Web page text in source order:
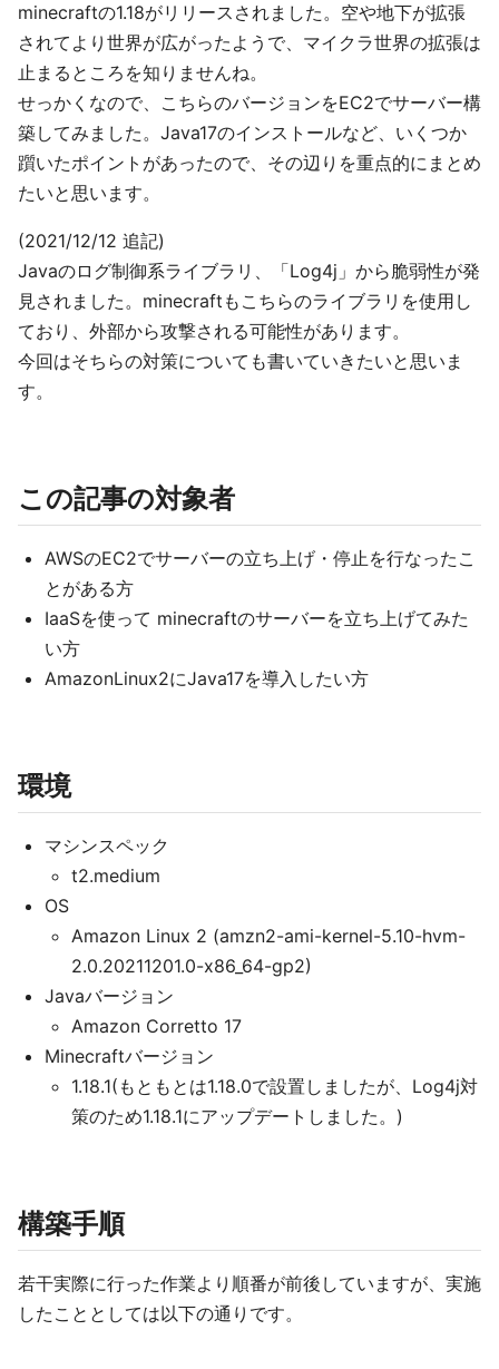
minecraftの1.18がリリースされました。空や地下が拡張
されてより世界が広がったようで、マイクラ世界の拡張は
止まるところを知りませんね。
せっかくなので、こちらのバージョンをEC2でサーバー構
築してみました。Java17のインストールなど、いくつか
躓いたポイントがあったので、その辺りを重点的にまとめ
たいと思います。
(2021/12/12 追記)
Javaのログ制御系ライブラリ、「Log4j」から脆弱性が発
見されました。minecraftもこちらのライブラリを使用し
ており、外部から攻撃される可能性があります。
今回はそちらの対策についても書いていきたいと思いま
す。
この記事の対象者
AWSのEC2でサーバーの立ち上げ・停止を行なったこ
とがある方
IaaSを使って minecraftのサーバーを立ち上げてみた
い方
AmazonLinux2にJava17を導入したい方
環境
マシンスペック
t2.medium
OS
Amazon Linux 2 (amzn2-ami-kernel-5.10-hvm-
2.0.20211201.0-x86_64-gp2)
Javaバージョン
Amazon Corretto 17
Minecraftバージョン
1.18.1(もともとは1.18.0で設置しましたが、Log4j対
策のため1.18.1にアップデートしました。)
構築手順
若干実際に行った作業より順番が前後していますが、実施
したこととしては以下の通りです。